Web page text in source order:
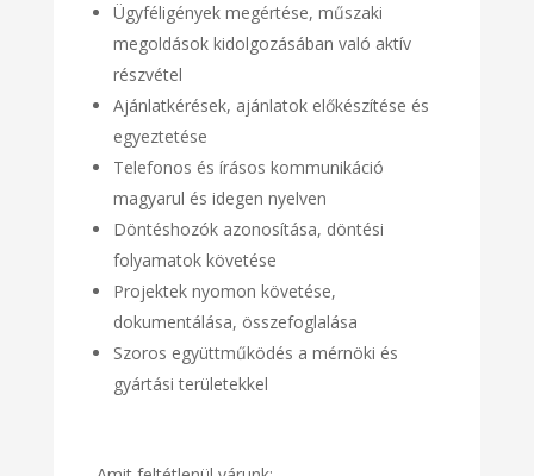
Ügyféligények megértése, műszaki
megoldások kidolgozásában való aktív
részvétel
Ajánlatkérések, ajánlatok előkészítése és
egyeztetése
Telefonos és írásos kommunikáció
magyarul és idegen nyelven
Döntéshozók azonosítása, döntési
folyamatok követése
Projektek nyomon követése,
dokumentálása, összefoglalása
Szoros együttműködés a mérnöki és
gyártási területekkel